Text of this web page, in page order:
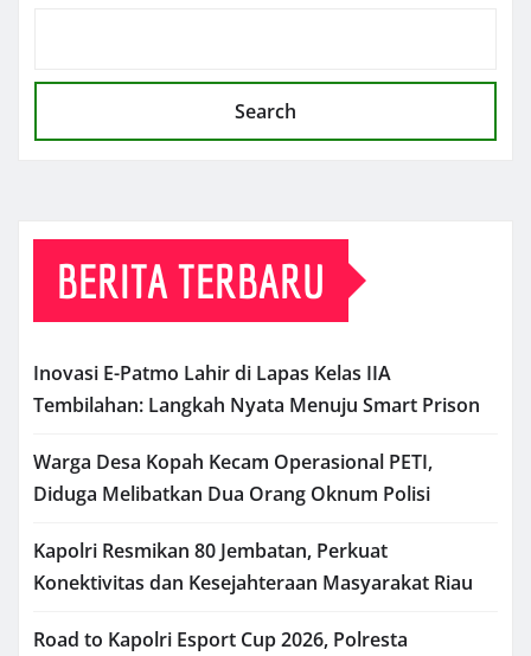
Search
BERITA TERBARU
Inovasi E-Patmo Lahir di Lapas Kelas IIA
Tembilahan: Langkah Nyata Menuju Smart Prison
Warga Desa Kopah Kecam Operasional PETI,
Diduga Melibatkan Dua Orang Oknum Polisi
Kapolri Resmikan 80 Jembatan, Perkuat
Konektivitas dan Kesejahteraan Masyarakat Riau
Road to Kapolri Esport Cup 2026, Polresta